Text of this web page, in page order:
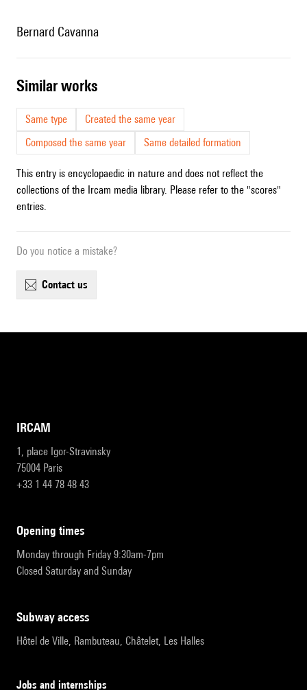
Bernard Cavanna
similar works
Same type
Created the same year
Composed the same year
Same detailed formation
This entry is encyclopaedic in nature and does not reflect the
collections of the Ircam media library. Please refer to the "scores"
entries.
Do you notice a mistake?
contact us
IRCAM
1, place Igor-Stravinsky
75004 Paris
+33 1 44 78 48 43
opening times
Monday through Friday 9:30am-7pm
Closed Saturday and Sunday
subway access
Hôtel de Ville, Rambuteau, Châtelet, Les Halles
Jobs and internships